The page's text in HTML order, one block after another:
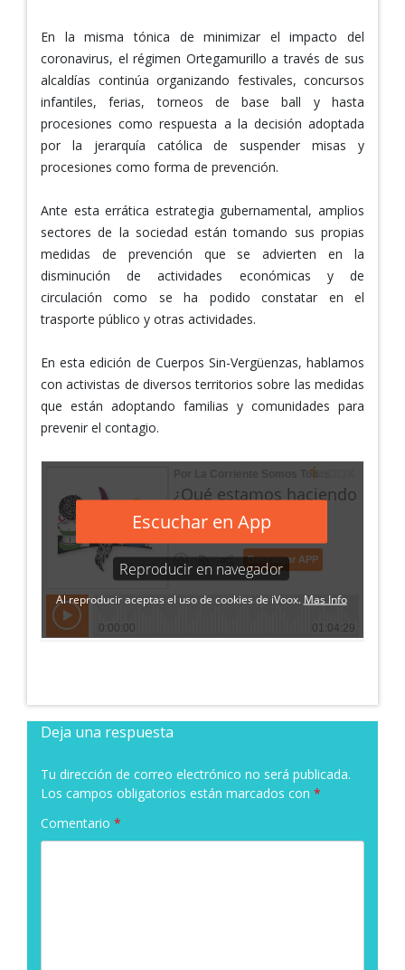
En la misma tónica de minimizar el impacto del
coronavirus, el régimen Ortegamurillo a través de sus
alcaldías continúa organizando festivales, concursos
infantiles, ferias, torneos de base ball y hasta
procesiones como respuesta a la decisión adoptada
por la jerarquía católica de suspender misas y
procesiones como forma de prevención.
Ante esta errática estrategia gubernamental, amplios
sectores de la sociedad están tomando sus propias
medidas de prevención que se advierten en la
disminución de actividades económicas y de
circulación como se ha podido constatar en el
trasporte público y otras actividades.
En esta edición de Cuerpos Sin-Vergüenzas, hablamos
con activistas de diversos territorios sobre las medidas
que están adoptando familias y comunidades para
prevenir el contagio.
Deja una respuesta
Tu dirección de correo electrónico no será publicada.
Los campos obligatorios están marcados con *
Comentario *